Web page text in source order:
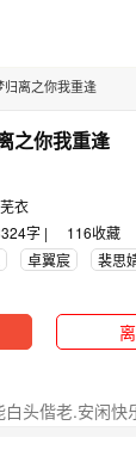
归离之你我重逢
之你我重逢
衣
字 | 116收藏
卓翼宸 裴思
头偕老.安闲快